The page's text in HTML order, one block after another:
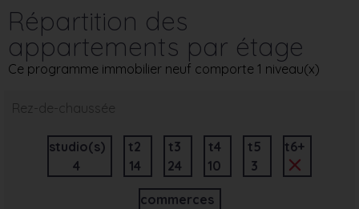
Répartition des
appartements par étage
Ce programme immobilier neuf comporte 1 niveau(x)
Rez-de-chaussée
studio(s)
4
t2
14
t3
24
t4
10
t5
3
t6+
commerces